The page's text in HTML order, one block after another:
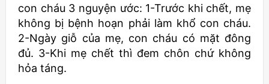
con cháu 3 nguyện ước: 1-Trước khi chết, mẹ
không bị bệnh hoạn phải làm khổ con cháu.
2-Ngày giỗ của mẹ, con cháu có mặt đông
đủ. 3-Khi mẹ chết thì đem chôn chứ không
hỏa táng.